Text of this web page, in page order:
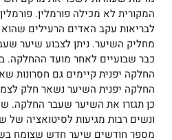
המקורית לא מכילה פורמלין.
לבריאות עקב האדים הרעילים
מחליק השיער. ניתן לצבוע שיער
כבר שבועיים לאחר מועד ההחלקה.
החלקה יפנית קיימים גם חסרונות
החלקה יפנית השיער נשאר חלק
כן תגזרו את השיער שעבר החלקה.
ונשים רבות מגיעות לסיטואציה
מספר חודשים שיער חדש שצומח